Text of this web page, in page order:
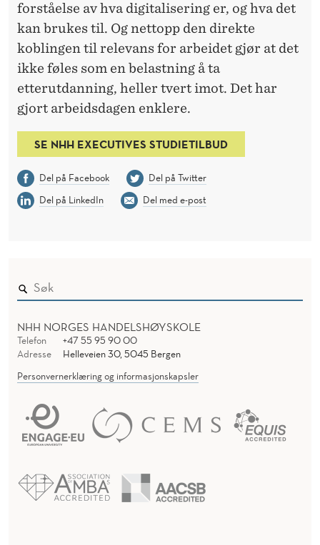
forståelse av hva digitalisering er, og hva det
kan brukes til. Og nettopp den direkte
koblingen til relevans for arbeidet gjør at det
ikke føles som en belastning å ta
etterutdanning, heller tvert imot. Det har
gjort arbeidsdagen enklere.
SE NHH EXECUTIVES STUDIETILBUD
Del på Facebook
Del på Twitter
Del på LinkedIn
Del med e-post
NHH NORGES HANDELSHØYSKOLE
Telefon
+47 55 95 90 00
Adresse
Helleveien 30, 5045 Bergen
Personvernerklæring og informasjonskapsler